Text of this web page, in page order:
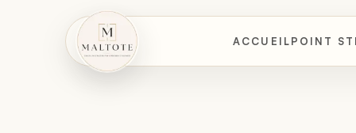
ACCUEILPOINT